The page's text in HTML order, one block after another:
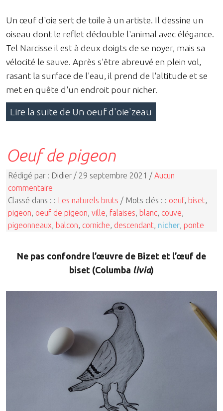
Un œuf d'oie sert de toile à un artiste. Il dessine un
oiseau dont le reflet dédouble l'animal avec élégance.
Tel Narcisse il est à deux doigts de se noyer, mais sa
vélocité le sauve. Après s'être abreuvé en plein vol,
rasant la surface de l'eau, il prend de l'altitude et se
met en quête d'un endroit pour nicher.
Lire la suite de Un oeuf d'oie'zeau
Oeuf de pigeon
Rédigé par : Didier / 29 septembre 2021 / Aucun
commentaire
Classé dans : : Les naturels bruts / Mots clés : : oeuf, biset,
pigeon, oeuf de pigeon, ville, falaises, blanc, couve,
pigeonneaux, balcon, corniche, descendant, nicher, ponte
Ne pas confondre l’œuvre de Bizet et l’œuf de
biset (Columba livia)